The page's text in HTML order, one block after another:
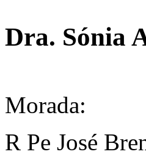
Dra. Sónia
Morada:
R Pe José